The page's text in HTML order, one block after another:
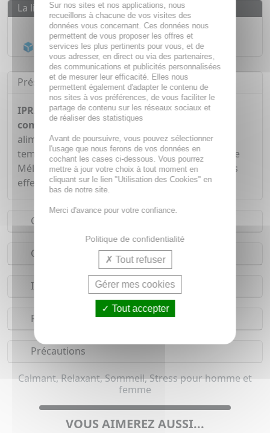
La livraison
Livraison gratuite dès 55€
Acheminement Chronoposten 24h*
Présentation
IPRAD ChronoDorm Mélatonine 1.9mg 30
comprimés sublinguauxest un complément
alimentaire qui contribue à réduire le
temps d'endormissement grâce à la présence de
Mélatonine. Celle-ci aide également à réduire les
effets du décalage horaire.
Conseils d'utilisation
Composition
Indications
Réserves
Précautions
Calmant, Relaxant, Sommeil, Stress pour homme et
femme
VOUS AIMEREZ AUSSI...
Sur nos sites et nos applications, nous
recueillons à chacune de vos visites des
données vous concernant. Ces données nous
permettent de vous proposer les offres et
services les plus pertinents pour vous, et de
vous adresser, en direct ou via des partenaires,
des communications et publicités personnalisées
et de mesurer leur efficacité. Elles nous
permettent également d'adapter le contenu de
nos sites à vos préférences, de vous faciliter le
partage de contenu sur les réseaux sociaux et
de réaliser des statistiques
Avant de poursuivre, vous pouvez sélectionner
l'usage que nous ferons de vos données en
cochant les cases ci-dessous. Vous pourrez
mettre à jour votre choix à tout moment en
cliquant sur le lien "Utilisation des Cookies" en
bas de notre site.
Merci d'avance pour votre confiance.
Politique de confidentialité
Tout refuser
Gérer mes cookies
Tout accepter